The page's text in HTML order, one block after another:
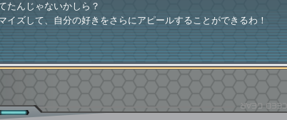
たんじゃないかしら？
イズして、自分の好きをさらにアピールすることができるわ！
楽曲の追加情報だゼッ！
レーできる日が待ち遠しいぜーッ！